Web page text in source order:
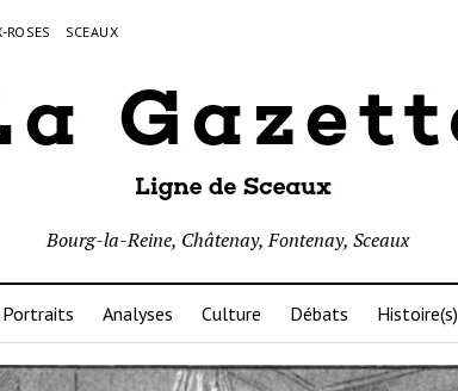
ROSES SCEAUX
Bourg-la-Reine, Châtenay, Fontenay, Sceaux
Portraits Analyses Culture Débats Histoire(s)